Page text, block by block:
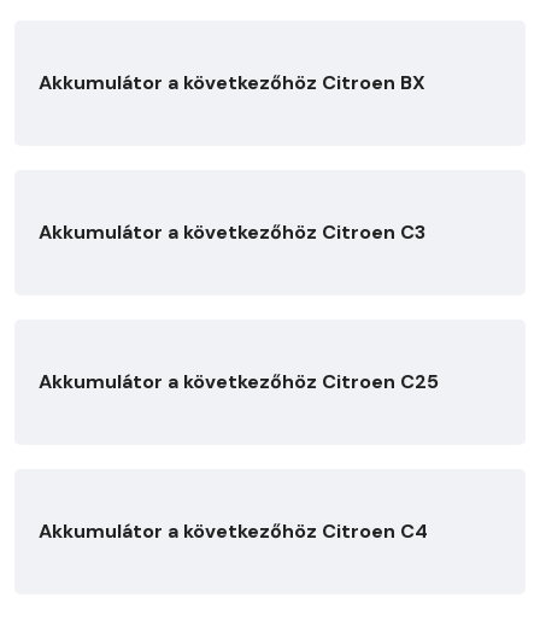
Akkumulátor a következőhöz Citroen BX
Akkumulátor a következőhöz Citroen C3
Akkumulátor a következőhöz Citroen C25
Akkumulátor a következőhöz Citroen C4